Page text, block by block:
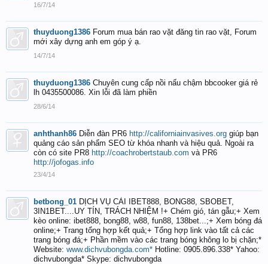
16/7/14
thuyduong1386 Forum mua bán rao vặt đăng tin rao vặt, Forum
mới xây dựng anh em góp ý ạ.
14/7/14
thuyduong1386 Chuyên cung cấp nồi nấu chậm bbcooker giá rẻ
lh 0435500086. Xin lỗi đã làm phiền
28/6/14
anhthanh86 Diễn đàn PR6 http://californiainvasives.org giúp bạn
quảng cáo sản phẩm SEO từ khóa nhanh và hiệu quả. Ngoài ra
còn có site PR8 http://coachrobertstaub.com và PR6
http://jofogas.info
23/4/14
betbong_01 DỊCH VỤ CÀI IBET888, BONG88, SBOBET,
3IN1BET....UY TÍN, TRÁCH NHIỆM !+ Chém gió, tán gẫu;+ Xem
kèo online: ibet888, bong88, w88, fun88, 138bet...;+ Xem bóng đá
online;+ Trang tổng hợp kết quả;+ Tổng hợp link vào tất cả các
trang bóng đá;+ Phần mềm vào các trang bóng không lo bị chặn;*
Website: www.dichvubongda.com* Hotline: 0905.896.338* Yahoo:
dichvubongda* Skype: dichvubongda